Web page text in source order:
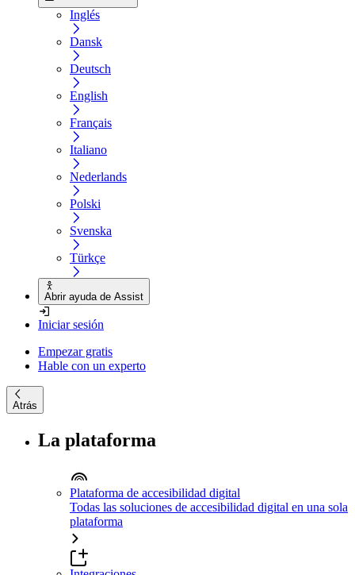
Inglés
Dansk
Deutsch
English
Français
Italiano
Nederlands
Polski
Svenska
Türkçe
Abrir ayuda de Assist
Iniciar sesión
Empezar gratis
Hable con un experto
Atrás
La plataforma
Plataforma de accesibilidad digital
Todas las soluciones de accesibilidad digital en una sola
plataforma